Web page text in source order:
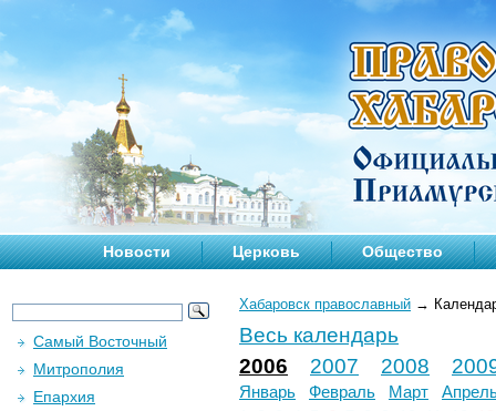
Новости Церковь Общество
Хабаровск православный →
Весь календарь
2006
2007 2008
Январь Февраль Март
Самый Восточный
Митрополия
Епархия